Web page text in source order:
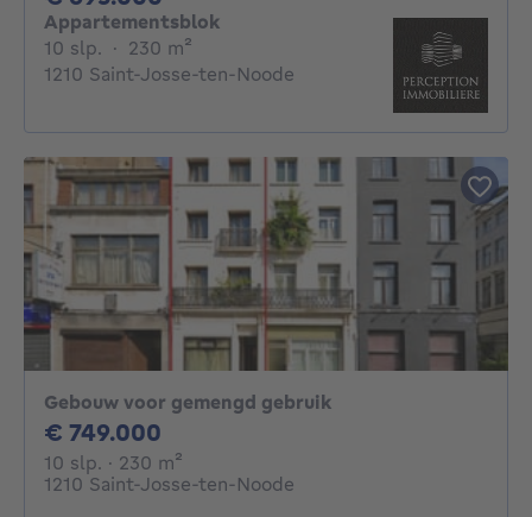
Appartementsblok
10 slp. 10 slaapkamers
· 230 m²
1210 Saint-Josse-ten-Noode
Gebouw voor gemengd gebruik
€ 749.000
10 slp. 10 slaapkamers
· 230 m²
1210 Saint-Josse-ten-Noode